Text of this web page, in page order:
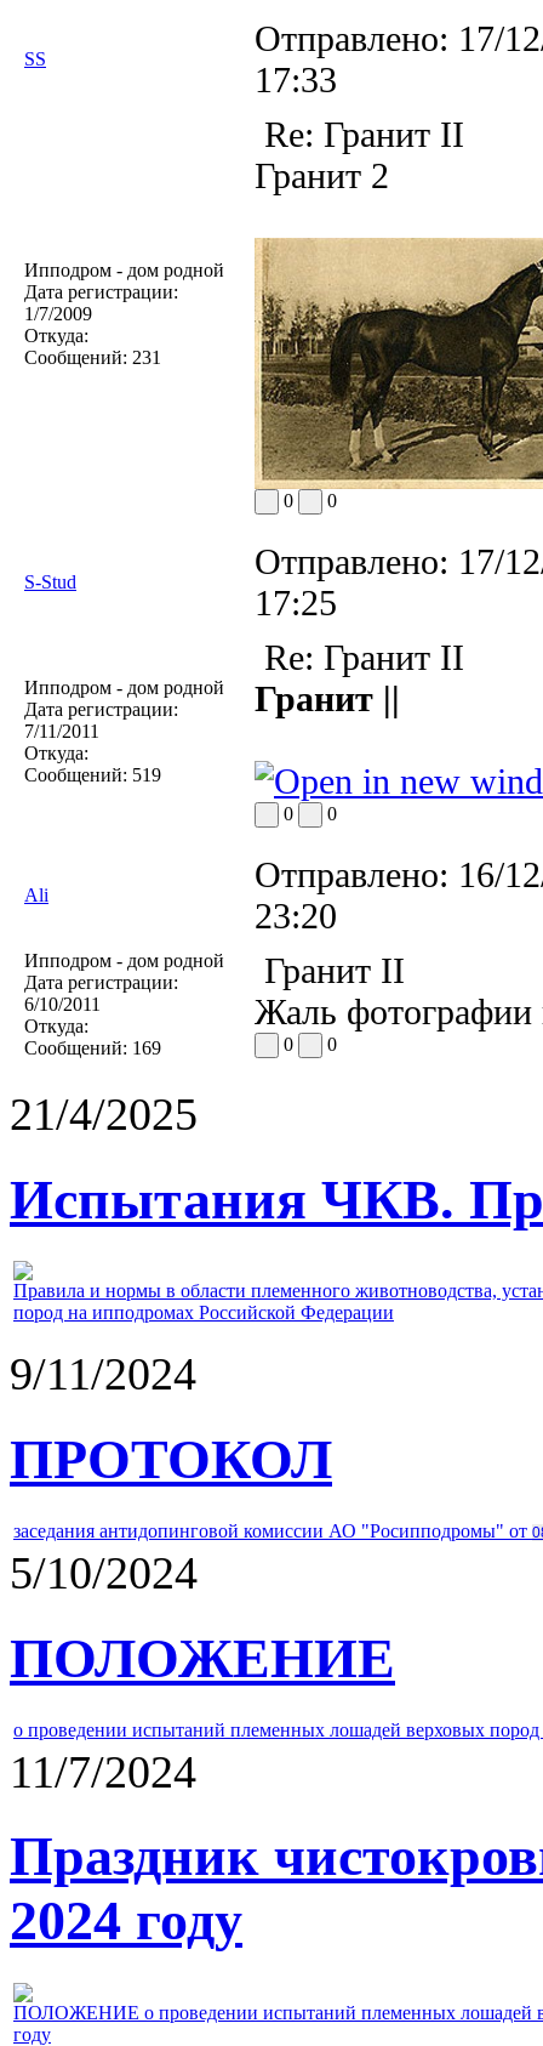
SS
Отправлено: 17/
17:33
Ипподром - дом родной
Дата регистрации:
1/7/2009
Откуда:
Сообщений: 231
Re: Гранит II
Гранит 2
0 0
S-Stud
Отправлено: 17/
17:25
Ипподром - дом родной
Дата регистрации:
7/11/2011
Откуда:
Сообщений: 519
Re: Гранит II
Гранит ||
0 0
Ali
Отправлено: 16/
23:20
Ипподром - дом родной
Дата регистрации:
6/10/2011
Откуда:
Сообщений: 169
Гранит II
Жаль фотографии
0 0
21/4/2025
Испытания ЧКВ.
Правила и нормы в области племенного животноводства,
пород на ипподромах Российской Федерации
9/11/2024
ПРОТОКОЛ
заседания антидопинговой комиссии АО "Росипподромы" от
5/10/2024
ПОЛОЖЕНИЕ
о проведении испытаний племенных лошадей верховых
11/7/2024
Праздник
2024 году
ПОЛОЖЕНИЕ о проведении испытаний племенных лошадей
году